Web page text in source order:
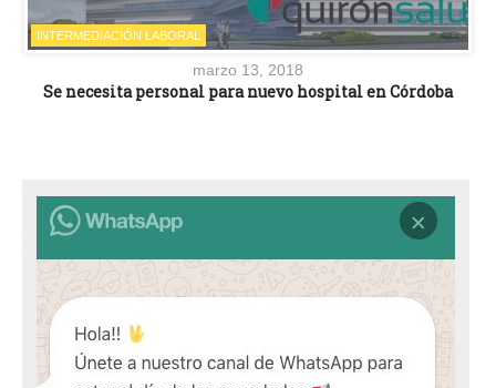
INTERMEDIACIÓN LABORAL
marzo 13, 2018
Se necesita personal para nuevo hospital en Córdoba